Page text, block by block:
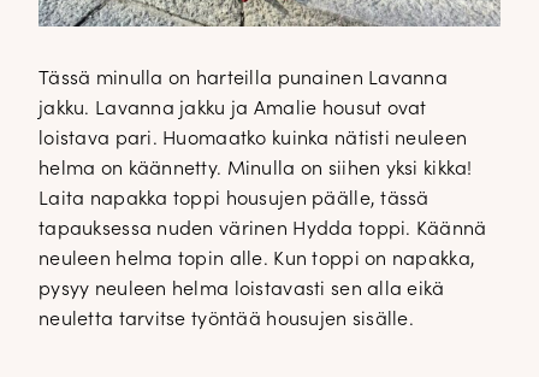
Tässä minulla on harteilla punainen Lavanna
jakku. Lavanna jakku ja Amalie housut ovat
loistava pari. Huomaatko kuinka nätisti neuleen
helma on käännetty. Minulla on siihen yksi kikka!
Laita napakka toppi housujen päälle, tässä
tapauksessa nuden värinen Hydda toppi. Käännä
neuleen helma topin alle. Kun toppi on napakka,
pysyy neuleen helma loistavasti sen alla eikä
neuletta tarvitse työntää housujen sisälle.